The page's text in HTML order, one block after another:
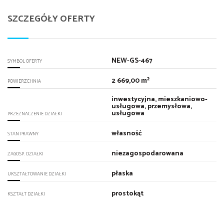
SZCZEGÓŁY OFERTY
SYMBOL OFERTY NEW-GS-467
POWIERZCHNIA 2 669,00 m²
PRZEZNACZENIE DZIAŁKI
inwestycyjna, mieszkaniowo-
usługowa, przemysłowa,
usługowa
STAN PRAWNY własność
ZAGOSP. DZIAŁKI niezagospodarowana
UKSZTAŁTOWANIE DZIAŁKI płaska
KSZTAŁT DZIAŁKI prostokąt